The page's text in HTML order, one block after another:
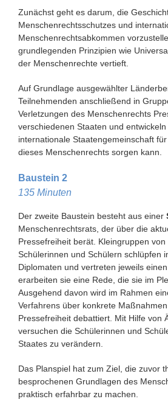
Zunächst geht es darum, die
Menschenrechtsschutzes und
Menschenrechtsabkommen
grundlegenden Prinzipien wie
der Menschenrechte vertieft.
Auf Grundlage ausgewählter
Teilnehmenden anschließend in
Verletzungen des Menschenrechts
verschiedenen Staaten und
internationale Staatengemeinschaft
dieses Menschenrechts sorgen kann.
Baustein 2
135 Minuten
Der zweite Baustein besteht aus einer
Menschenrechtsrats, der über die
Pressefreiheit berät. Kleingruppen von
Schülerinnen und Schülern schlüpfen
Diplomaten und vertreten jeweils
erarbeiten sie eine Rede, die sie im
Ausgehend davon wird im Rahmen
Verfahrens über konkrete
Pressefreiheit debattiert. Mit Hilfe von
versuchen die Schülerinnen und
Staates zu verändern.
Das Planspiel hat zum Ziel, die zuvor
besprochenen Grundlagen des
praktisch erfahrbar zu machen.